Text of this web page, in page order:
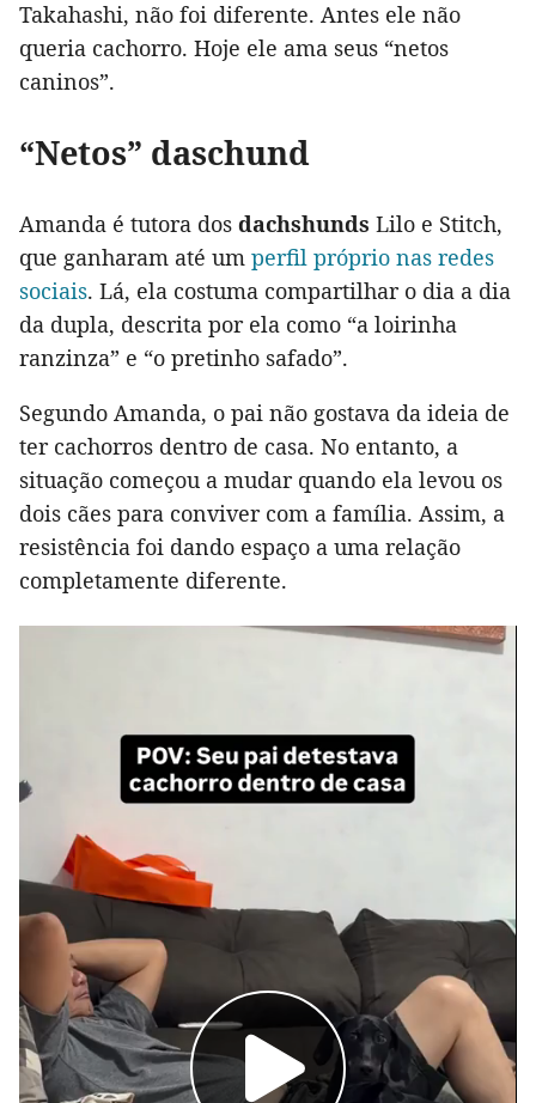
Takahashi, não foi diferente. Antes ele não
queria cachorro. Hoje ele ama seus “netos
caninos”.
“Netos” daschund
Amanda é tutora dos dachshunds Lilo e Stitch,
que ganharam até um perfil próprio nas redes
sociais. Lá, ela costuma compartilhar o dia a dia
da dupla, descrita por ela como “a loirinha
ranzinza” e “o pretinho safado”.
Segundo Amanda, o pai não gostava da ideia de
ter cachorros dentro de casa. No entanto, a
situação começou a mudar quando ela levou os
dois cães para conviver com a família. Assim, a
resistência foi dando espaço a uma relação
completamente diferente.